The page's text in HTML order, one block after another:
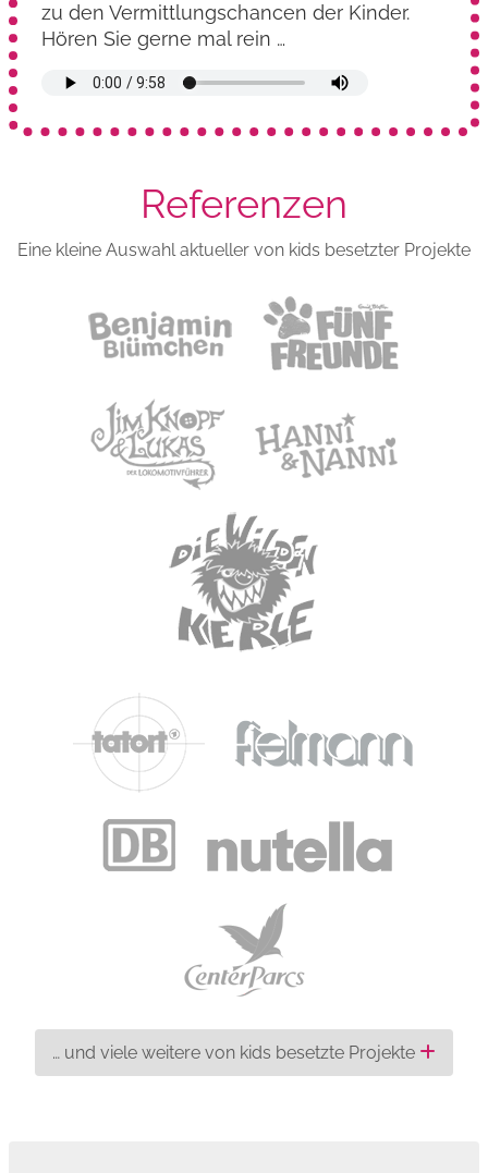
zu den Vermittlungs­chancen der Kinder.
Hören Sie gerne mal rein …
Referenzen
Eine kleine Auswahl aktueller von kids besetzter Projekte
… und viele weitere von kids besetzte Projekte